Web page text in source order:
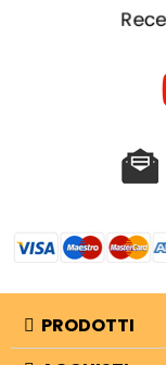
PRODOTTI